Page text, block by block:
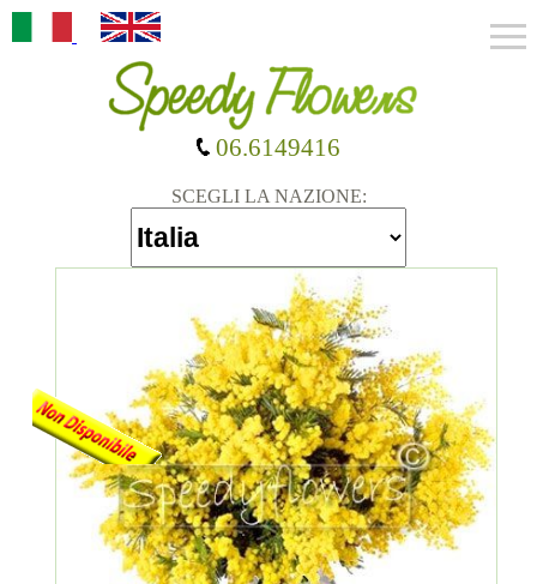
SCEGLI LA NAZIONE:
06.6149416